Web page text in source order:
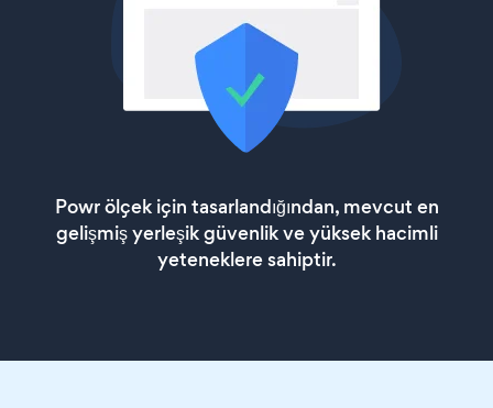
Powr ölçek için tasarlandığından, mevcut en
gelişmiş yerleşik güvenlik ve yüksek hacimli
yeteneklere sahiptir.